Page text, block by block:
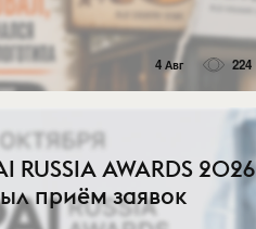
4 Авг 224
RUSSIA AWARDS 2026
приём заявок